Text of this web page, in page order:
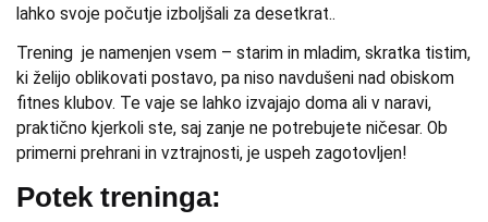
lahko svoje počutje izboljšali za desetkrat..
Trening je namenjen vsem – starim in mladim, skratka tistim,
ki želijo oblikovati postavo, pa niso navdušeni nad obiskom
fitnes klubov. Te vaje se lahko izvajajo doma ali v naravi,
praktično kjerkoli ste, saj zanje ne potrebujete ničesar. Ob
primerni prehrani in vztrajnosti, je uspeh zagotovljen!
Potek treninga: